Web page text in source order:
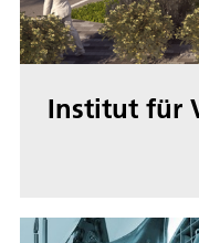
Institut für